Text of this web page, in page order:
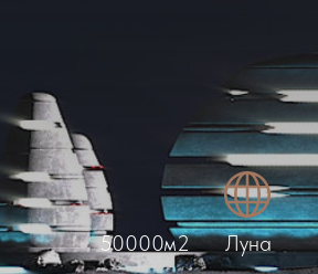
Луна
50000м2